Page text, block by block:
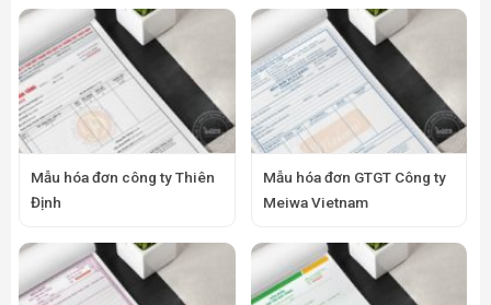
Mẫu hóa đơn công ty Thiên
Định
Mẫu hóa đơn GTGT Công ty
Meiwa Vietnam